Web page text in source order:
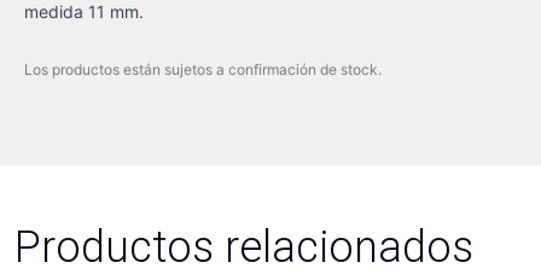
medida 11 mm.
Los productos están sujetos a confirmación de stock.
Productos relacionados